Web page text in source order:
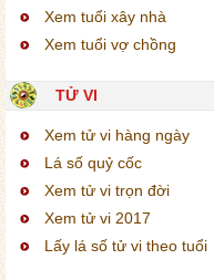
Xem tuổi xây nhà
Xem tuổi vợ chồng
TỬ VI
Xem tử vi hàng ngày
Lá số quỷ cốc
Xem tử vi trọn đời
Xem tử vi 2017
Lấy lá số tử vi theo tuổi